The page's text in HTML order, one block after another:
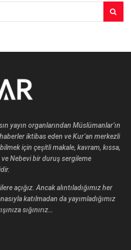
yayın organlarından Müslümanlar’ın
iktibas eden ve Kur’an merkezli
için çeşitli makale, kavram, kıssa,
Nebevi bir duruş sergileme
açığız. Ancak alıntıladığımız her
katılmadan da yayımladığımız
sığınırız…